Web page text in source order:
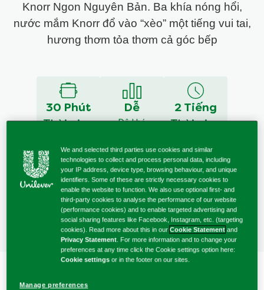
Knorr Ngon Nguyên Bản. Ba khía nóng hổi,
nước mắm Knorr đổ vào “xèo” một tiếng vui tai,
hương thơm tỏa thơm cả góc bếp
30 Phút
Dễ
Độ khó
2 Tiếng
4 Người
Phục vụ
We and selected third parties use cookies and similar
technologies to collect and process personal data, including
your IP address, device type, browsing behaviour, and unique
identifiers. Some of these are strictly necessary cookies to
enable the website to function. We also use optional first- and
third-party cookies to analyse the performance of our website
(performance cookies) and to enable targeted advertising and
social sharing features like Facebook, Instagram, etc. (targeting
cookies). Read more about this in ourCookie Statement and
Privacy Statement . For more information and to change your
preferences at any time click the Cookie settings option here:
Cookie settings or in the footer on our sites.
Manage preferences